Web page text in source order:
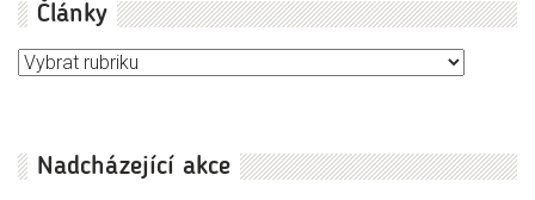
Články
Články
Nadcházející akce